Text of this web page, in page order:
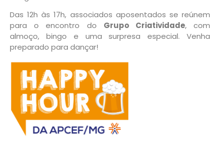
Das 12h às 17h, associados aposentados se reúnem
para o encontro do Grupo Criatividade, com
almoço, bingo e uma surpresa especial. Venha
preparado para dançar!